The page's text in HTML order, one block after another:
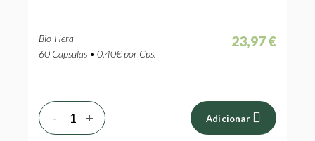
Bio-Hera
60 Capsulas • 0.40€ por Cps.
23,97 €
+
- Adicionar